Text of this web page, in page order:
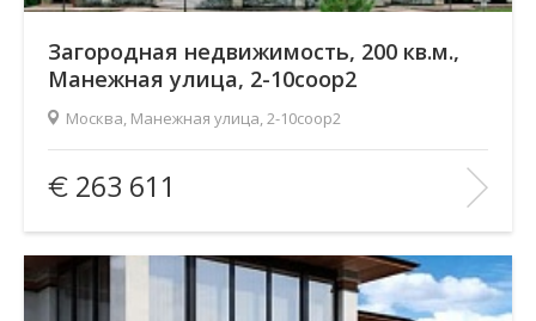
Загородная недвижимость, 200 кв.м.,
Манежная улица, 2-10соор2
Москва, Манежная улица, 2-10соор2
Площадь(общ. /жил. /кухня), м2:
200/—/—
Количество комнат:
1
Этаж:
3/—
В ИЗБРАННОЕ
263 611